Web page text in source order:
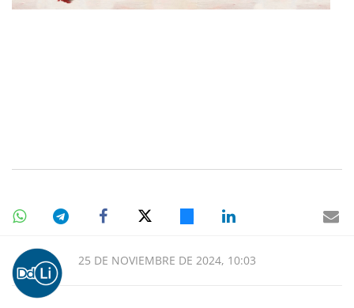
25 DE NOVIEMBRE DE 2024, 10:03